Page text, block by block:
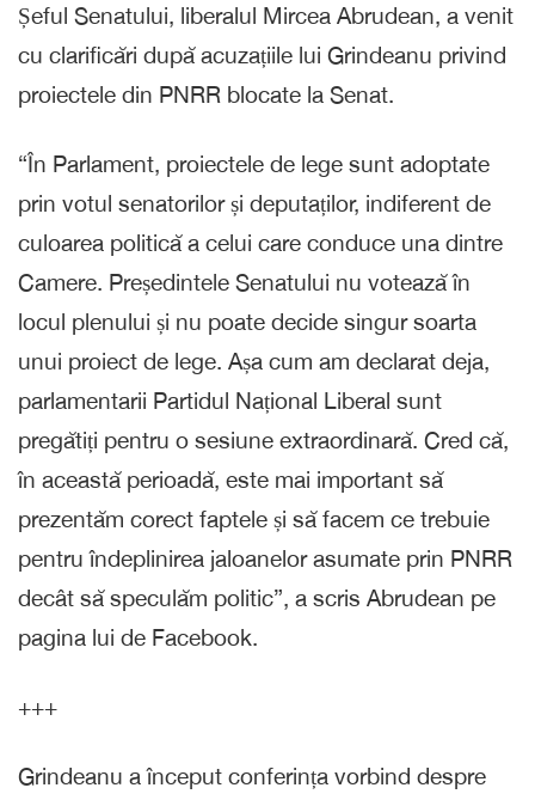
Șeful Senatului, liberalul Mircea Abrudean, a venit
cu clarificări după acuzațiile lui Grindeanu privind
proiectele din PNRR blocate la Senat.
“În Parlament, proiectele de lege sunt adoptate
prin votul senatorilor și deputaților, indiferent de
culoarea politică a celui care conduce una dintre
Camere. Președintele Senatului nu votează în
locul plenului și nu poate decide singur soarta
unui proiect de lege. Așa cum am declarat deja,
parlamentarii Partidul Național Liberal sunt
pregătiți pentru o sesiune extraordinară. Cred că,
în această perioadă, este mai important să
prezentăm corect faptele și să facem ce trebuie
pentru îndeplinirea jaloanelor asumate prin PNRR
decât să speculăm politic”, a scris Abrudean pe
pagina lui de Facebook.
+++
Grindeanu a început conferința vorbind despre